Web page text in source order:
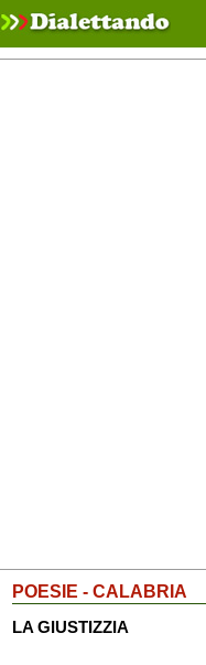
POESIE - CALABRIA
LA GIUSTIZZIA